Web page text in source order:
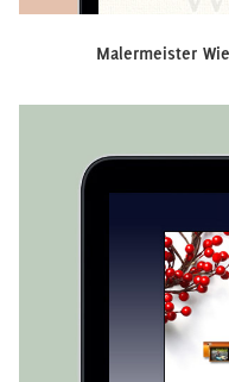
Malermeister